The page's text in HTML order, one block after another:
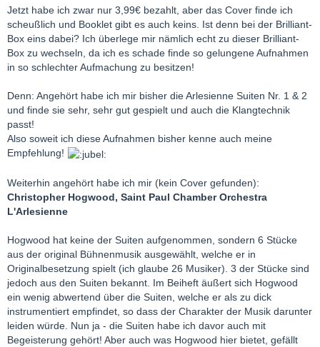
Jetzt habe ich zwar nur 3,99€ bezahlt, aber das Cover finde ich
scheußlich und Booklet gibt es auch keins. Ist denn bei der Brilliant-
Box eins dabei? Ich überlege mir nämlich echt zu dieser Brilliant-
Box zu wechseln, da ich es schade finde so gelungene Aufnahmen
in so schlechter Aufmachung zu besitzen!
Denn: Angehört habe ich mir bisher die Arlesienne Suiten Nr. 1 & 2
und finde sie sehr, sehr gut gespielt und auch die Klangtechnik
passt!
Also soweit ich diese Aufnahmen bisher kenne auch meine
Empfehlung!
Weiterhin angehört habe ich mir (kein Cover gefunden):
Christopher Hogwood, Saint Paul Chamber Orchestra
L'Arlesienne
Hogwood hat keine der Suiten aufgenommen, sondern 6 Stücke
aus der original Bühnenmusik ausgewählt, welche er in
Originalbesetzung spielt (ich glaube 26 Musiker). 3 der Stücke sind
jedoch aus den Suiten bekannt. Im Beiheft äußert sich Hogwood
ein wenig abwertend über die Suiten, welche er als zu dick
instrumentiert empfindet, so dass der Charakter der Musik darunter
leiden würde. Nun ja - die Suiten habe ich davor auch mit
Begeisterung gehört! Aber auch was Hogwood hier bietet, gefällt